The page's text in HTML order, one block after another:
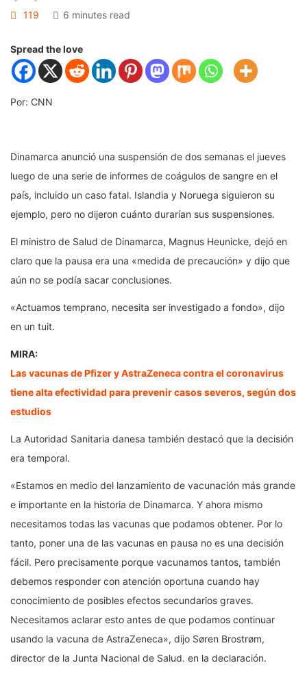
119 6 minutes read
Spread the love
Por: CNN
Dinamarca anunció una suspensión de dos semanas el jueves
luego de una serie de informes de coágulos de sangre en el
país, incluido un caso fatal. Islandia y Noruega siguieron su
ejemplo, pero no dijeron cuánto durarían sus suspensiones.
El ministro de Salud de Dinamarca, Magnus Heunicke, dejó en
claro que la pausa era una «medida de precaución» y dijo que
aún no se podía sacar conclusiones.
«Actuamos temprano, necesita ser investigado a fondo», dijo
en un tuit.
MIRA:
Las vacunas de Pfizer y AstraZeneca contra el coronavirus
tiene alta efectividad para prevenir casos severos, según dos
estudios
La Autoridad Sanitaria danesa también destacó que la decisión
era temporal.
«Estamos en medio del lanzamiento de vacunación más grande
e importante en la historia de Dinamarca. Y ahora mismo
necesitamos todas las vacunas que podamos obtener. Por lo
tanto, poner una de las vacunas en pausa no es una decisión
fácil. Pero precisamente porque vacunamos tantos, también
debemos responder con atención oportuna cuando hay
conocimiento de posibles efectos secundarios graves.
Necesitamos aclarar esto antes de que podamos continuar
usando la vacuna de AstraZeneca», dijo Søren Brostrøm,
director de la Junta Nacional de Salud. en la declaración.